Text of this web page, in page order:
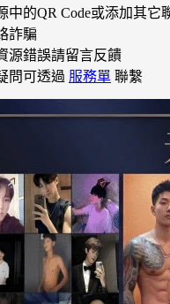
中的QR Code或添加其它
詐騙
源錯誤請留言反饋
問可透過 服務單 聯繫